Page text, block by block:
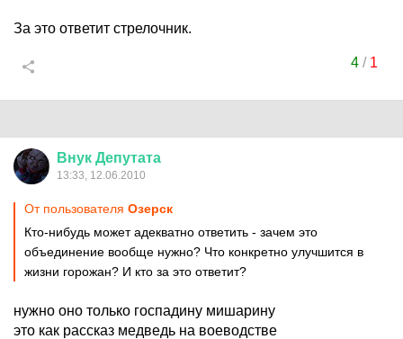
За это ответит стрелочник.
4/ 1
Внук Депутата
13:33, 12.06.2010
От пользователя Озерск
Кто-нибудь может адекватно ответить - зачем это
объединение вообще нужно? Что конкретно улучшится в
жизни горожан? И кто за это ответит?
нужно оно только госпадину мишарину
это как рассказ медведь на воеводстве